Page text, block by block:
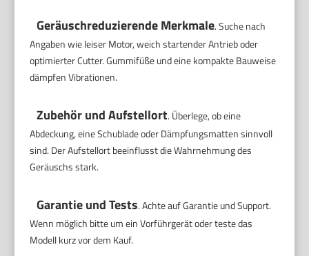
Geräuschreduzierende Merkmale. Suche nach
Angaben wie leiser Motor, weich startender Antrieb oder
optimierter Cutter. Gummifüße und eine kompakte Bauweise
dämpfen Vibrationen.
Zubehör und Aufstellort. Überlege, ob eine
Abdeckung, eine Schublade oder Dämpfungsmatten sinnvoll
sind. Der Aufstellort beeinflusst die Wahrnehmung des
Geräuschs stark.
Garantie und Tests. Achte auf Garantie und Support.
Wenn möglich bitte um ein Vorführgerät oder teste das
Modell kurz vor dem Kauf.